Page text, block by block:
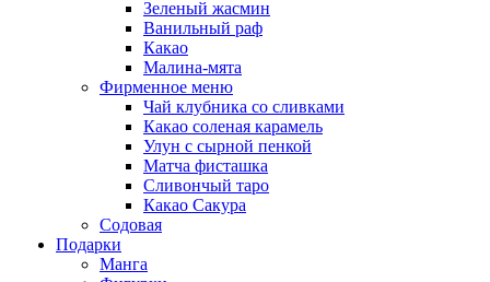
Зеленый жасмин
Ванильный раф
Какао
Малина-мята
Фирменное меню
Чай клубника со сливками
Какао соленая карамель
Улун с сырной пенкой
Матча фисташка
Сливончый таро
Какао Сакура
Содовая
Подарки
Манга